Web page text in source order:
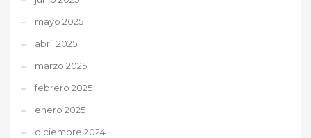
mayo 2025
abril 2025
marzo 2025
febrero 2025
enero 2025
diciembre 2024